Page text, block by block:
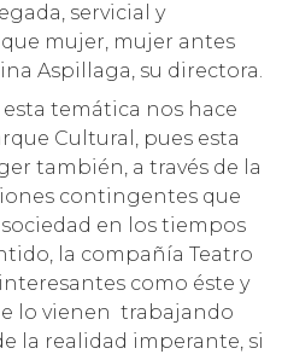
servicial y
mujer, mujer antes
Aspillaga, su directora.
temática nos hace
Cultural, pues esta
también, a través de la
contingentes que
en los tiempos
la compañía Teatro
como éste y
lo vienen trabajando
la realidad imperante, si